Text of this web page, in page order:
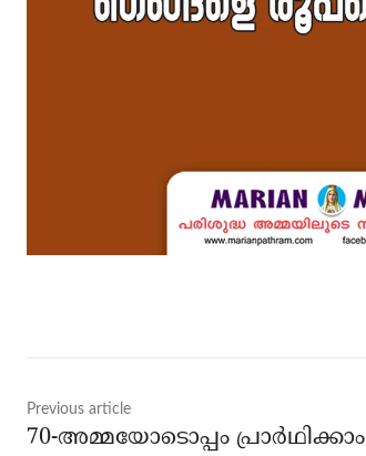
Previous article
70-അമ്മയോടൊപ്പം പ്രാർഥിക്കാം